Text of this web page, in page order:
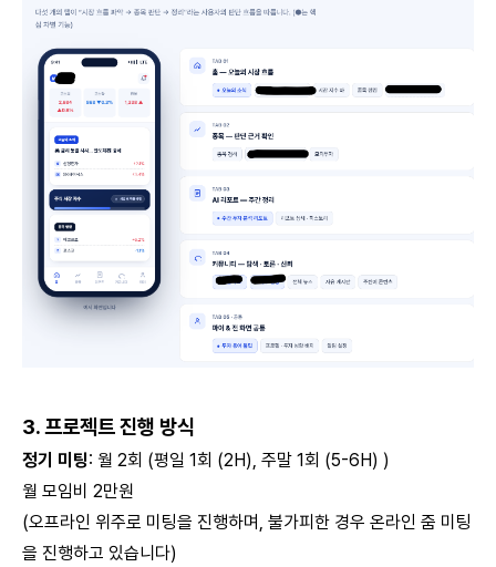
3. 프로젝트 진행 방식
정기 미팅: 월 2회 (평일 1회 (2H), 주말 1회 (5-6H) )
월 모임비 2만원
(오프라인 위주로 미팅을 진행하며, 불가피한 경우 온라인 줌 미팅
을 진행하고 있습니다)